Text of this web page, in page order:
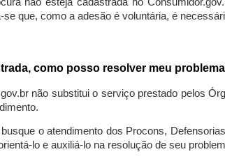
se que, como a adesão é voluntária, é
como posso resolver meu
não substitui o serviço prestado pelos
o atendimento dos Procons,
lo e auxiliá-lo na resolução de seu